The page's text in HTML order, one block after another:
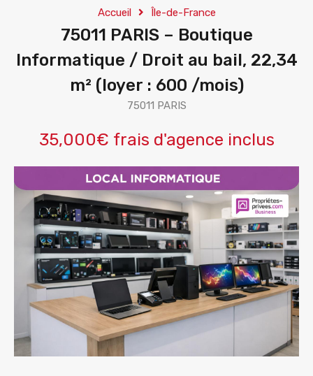
Accueil Île-de-France
75011 PARIS – Boutique
Informatique / Droit au bail, 22,34
m² (loyer : 600 /mois)
75011 PARIS
35,000€ frais d'agence inclus